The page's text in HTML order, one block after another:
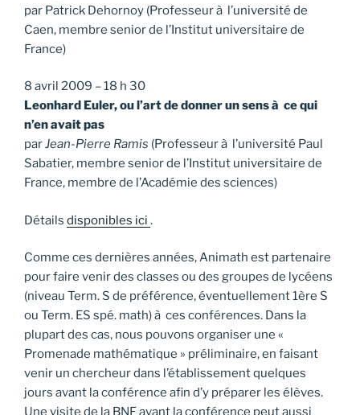
par Patrick Dehornoy (Professeur à l’université de
Caen, membre senior de l’Institut universitaire de
France)
8 avril 2009 – 18 h 30
Leonhard Euler, ou l’art de donner un sens à ce qui
n’en avait pas
parJean-Pierre Ramis (Professeur à l’université Paul
Sabatier, membre senior de l’Institut universitaire de
France, membre de l’Académie des sciences)
Détails disponibles ici .
Comme ces dernières années, Animath est partenaire
pour faire venir des classes ou des groupes de lycéens
(niveau Term. S de préférence, éventuellement 1ère S
ou Term. ES spé. math) à ces conférences. Dans la
plupart des cas, nous pouvons organiser une «
Promenade mathématique » préliminaire, en faisant
venir un chercheur dans l’établissement quelques
jours avant la conférence afin d’y préparer les élèves.
Une visite de la BNF avant la conférence peut aussi